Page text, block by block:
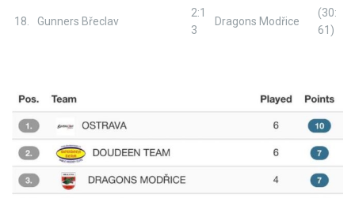
18. Gunners Břeclav
2:1
3
Dragons Modřice
(30:
61)